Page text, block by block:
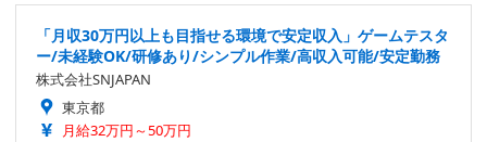
「月収30万円以上も目指せる環境で安定収入」ゲームテスタ
ー/未経験OK/研修あり/シンプル作業/高収入可能/安定勤務
株式会社SNJAPAN
東京都
月給32万円～50万円